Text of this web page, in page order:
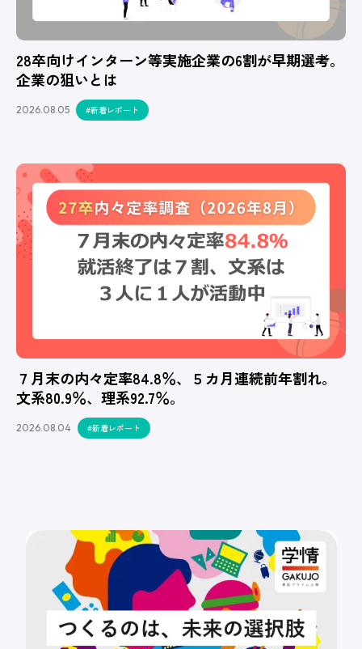
28卒向けインターン等実施企業の6割が早期選考。
企業の狙いとは
2026.08.05 #新着レポート
７月末の内々定率84.8％、５カ月連続前年割れ。
文系80.9％、理系92.7％。
2026.08.04 #新着レポート